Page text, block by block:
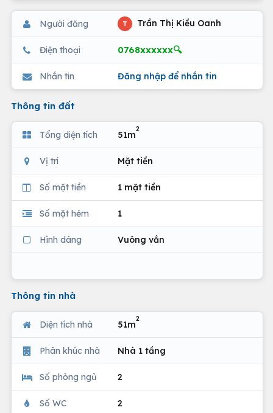
Người đăng T Trần Thị Kiều Oanh
Điện thoại 0768xxxxxx🔍
Nhắn tin Đăng nhập để nhắn tin
Thông tin đất
Tổng diện tích 51m
2
Vị trí Mặt tiền
Số mặt tiền 1 mặt tiền
Số mặt hẻm 1
Hình dáng Vuông vắn
Thông tin nhà
Diện tích nhà 51m
2
Phân khúc nhà Nhà 1 tầng
Số phòng ngủ 2
Số WC 2